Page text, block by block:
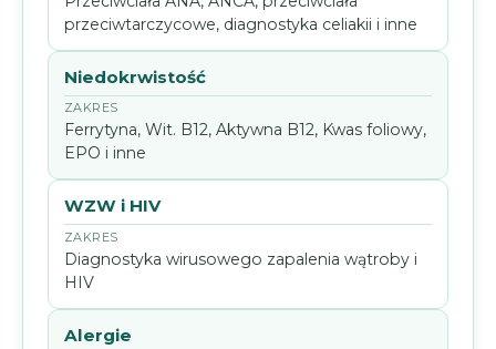
przeciwtarczycowe, diagnostyka celiakii i inne
Niedokrwistość
Ferrytyna, Wit. B12, Aktywna B12, Kwas foliowy,
EPO i inne
WZW i HIV
Diagnostyka wirusowego zapalenia wątroby i
HIV
Alergie